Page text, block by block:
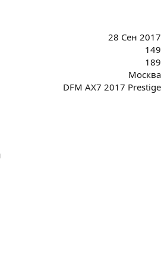
28 Сен 2017
149
189
Москва
DFM AX7 2017 Prestigе